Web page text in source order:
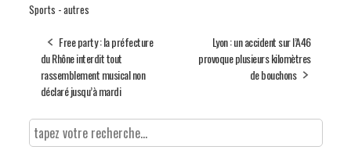
Sports - autres
Free party : la préfecture
du Rhône interdit tout
rassemblement musical non
déclaré jusqu’à mardi
Lyon : un accident sur l’A46
provoque plusieurs kilomètres
de bouchons